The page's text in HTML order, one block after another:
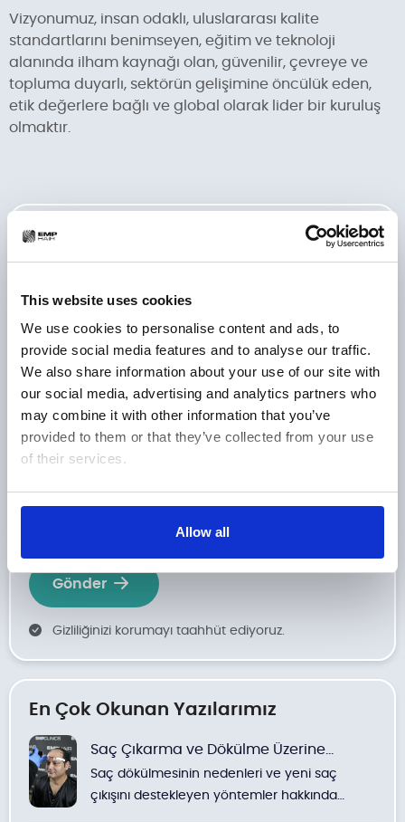
This website uses cookies
We use cookies to personalise content and ads, to
provide social media features and to analyse our traffic.
We also share information about your use of our site with
our social media, advertising and analytics partners who
may combine it with other information that you’ve
provided to them or that they’ve collected from your use
of their services.
Allow all
Vizyonumuz, insan odaklı, uluslararası kalite
standartlarını benimseyen, eğitim ve teknoloji
alanında ilham kaynağı olan, güvenilir, çevreye ve
topluma duyarlı, sektörün gelişimine öncülük eden,
etik değerlere bağlı ve global olarak lider bir kuruluş
olmaktır.
Ücretsiz çevrimiçi danışmanlık talep
Ad Soyad
Gönder
Gizliliğinizi korumayı taahhüt ediyoruz.
En Çok Okunan Yazılarımız
Saç Çıkarma ve Dökülme Üzerine
Yöntemler
Saç dökülmesinin nedenleri ve yeni saç
çıkışını destekleyen yöntemler hakkında